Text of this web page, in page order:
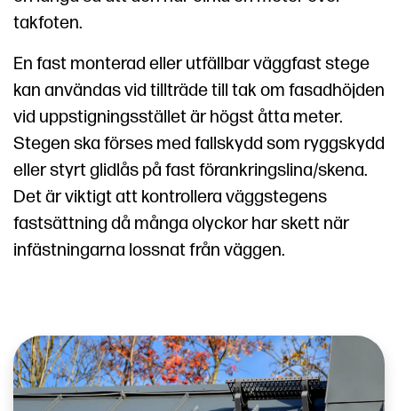
takfoten.
En fast monterad eller utfällbar väggfast stege
kan användas vid tillträde till tak om fasadhöjden
vid uppstigningsstället är högst åtta meter.
Stegen ska förses med fallskydd som ryggskydd
eller styrt glidlås på fast förankringslina/skena.
Det är viktigt att kontrollera väggstegens
fastsättning då många olyckor har skett när
infästningarna lossnat från väggen.